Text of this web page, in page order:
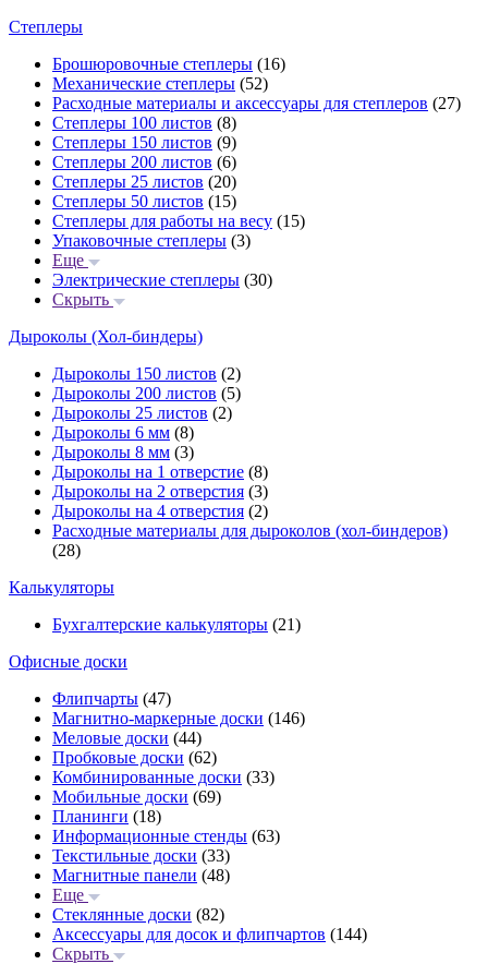
Степлеры
Брошюровочные степлеры (16)
Механические степлеры (52)
Расходные материалы и аксессуары для степлеров (27)
Степлеры 100 листов (8)
Степлеры 150 листов (9)
Степлеры 200 листов (6)
Степлеры 25 листов (20)
Степлеры 50 листов (15)
Степлеры для работы на весу (15)
Упаковочные степлеры (3)
Еще
Электрические степлеры (30)
Скрыть
Дыроколы (Хол-биндеры)
Дыроколы 150 листов (2)
Дыроколы 200 листов (5)
Дыроколы 25 листов (2)
Дыроколы 6 мм (8)
Дыроколы 8 мм (3)
Дыроколы на 1 отверстие (8)
Дыроколы на 2 отверстия (3)
Дыроколы на 4 отверстия (2)
Расходные материалы для дыроколов (хол-биндеров)
(28)
Калькуляторы
Бухгалтерские калькуляторы (21)
Офисные доски
Флипчарты (47)
Магнитно-маркерные доски (146)
Меловые доски (44)
Пробковые доски (62)
Комбинированные доски (33)
Мобильные доски (69)
Планинги (18)
Информационные стенды (63)
Текстильные доски (33)
Магнитные панели (48)
Еще
Стеклянные доски (82)
Аксессуары для досок и флипчартов (144)
Скрыть